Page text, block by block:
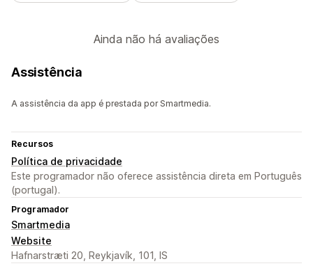
Ainda não há avaliações
Assistência
A assistência da app é prestada por Smartmedia.
Recursos
Política de privacidade
Este programador não oferece assistência direta em Português
(portugal).
Programador
Smartmedia
Website
Hafnarstræti 20, Reykjavík, 101, IS